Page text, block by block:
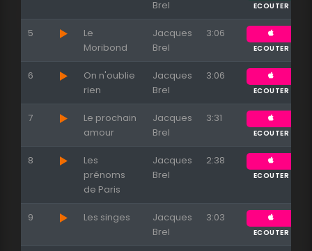
Brel
ECOUTER
5
Le
Moribond
Jacques
Brel
3:06
ECOUTER
6
On n'oublie
rien
Jacques
Brel
3:06
ECOUTER
7
Le prochain
amour
Jacques
Brel
3:31
ECOUTER
8
Les
prénoms
de Paris
Jacques
Brel
2:38
ECOUTER
9 Les singes
Jacques
Brel
3:03
ECOUTER